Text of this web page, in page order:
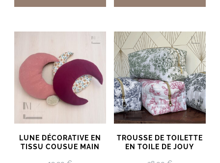
produit
plusieurs
variations.
Les
options
être
choisies
produit
a
plusieurs
variations.
Les
options
être
choisies
LUNE DÉCORATIVE EN
TISSU COUSUE MAIN
TROUSSE DE TOILETTE
EN TOILE DE JOUY